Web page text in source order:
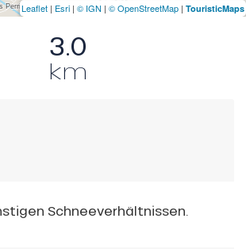
3.0
km
Schneeverhältnissen.
Leaflet | Esri | © IGN | © OpenStreetMap | TouristicMaps